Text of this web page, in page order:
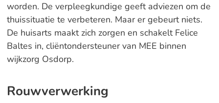
worden. De verpleegkundige geeft adviezen om de
thuissituatie te verbeteren. Maar er gebeurt niets.
De huisarts maakt zich zorgen en schakelt Felice
Baltes in, cliëntondersteuner van MEE binnen
wijkzorg Osdorp.
Rouwverwerking